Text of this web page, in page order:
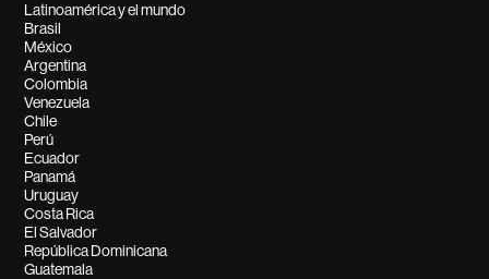
Latinoamérica y el mundo
Brasil
México
Argentina
Colombia
Venezuela
Chile
Perú
Ecuador
Panamá
Uruguay
Costa Rica
El Salvador
República Dominicana
Guatemala